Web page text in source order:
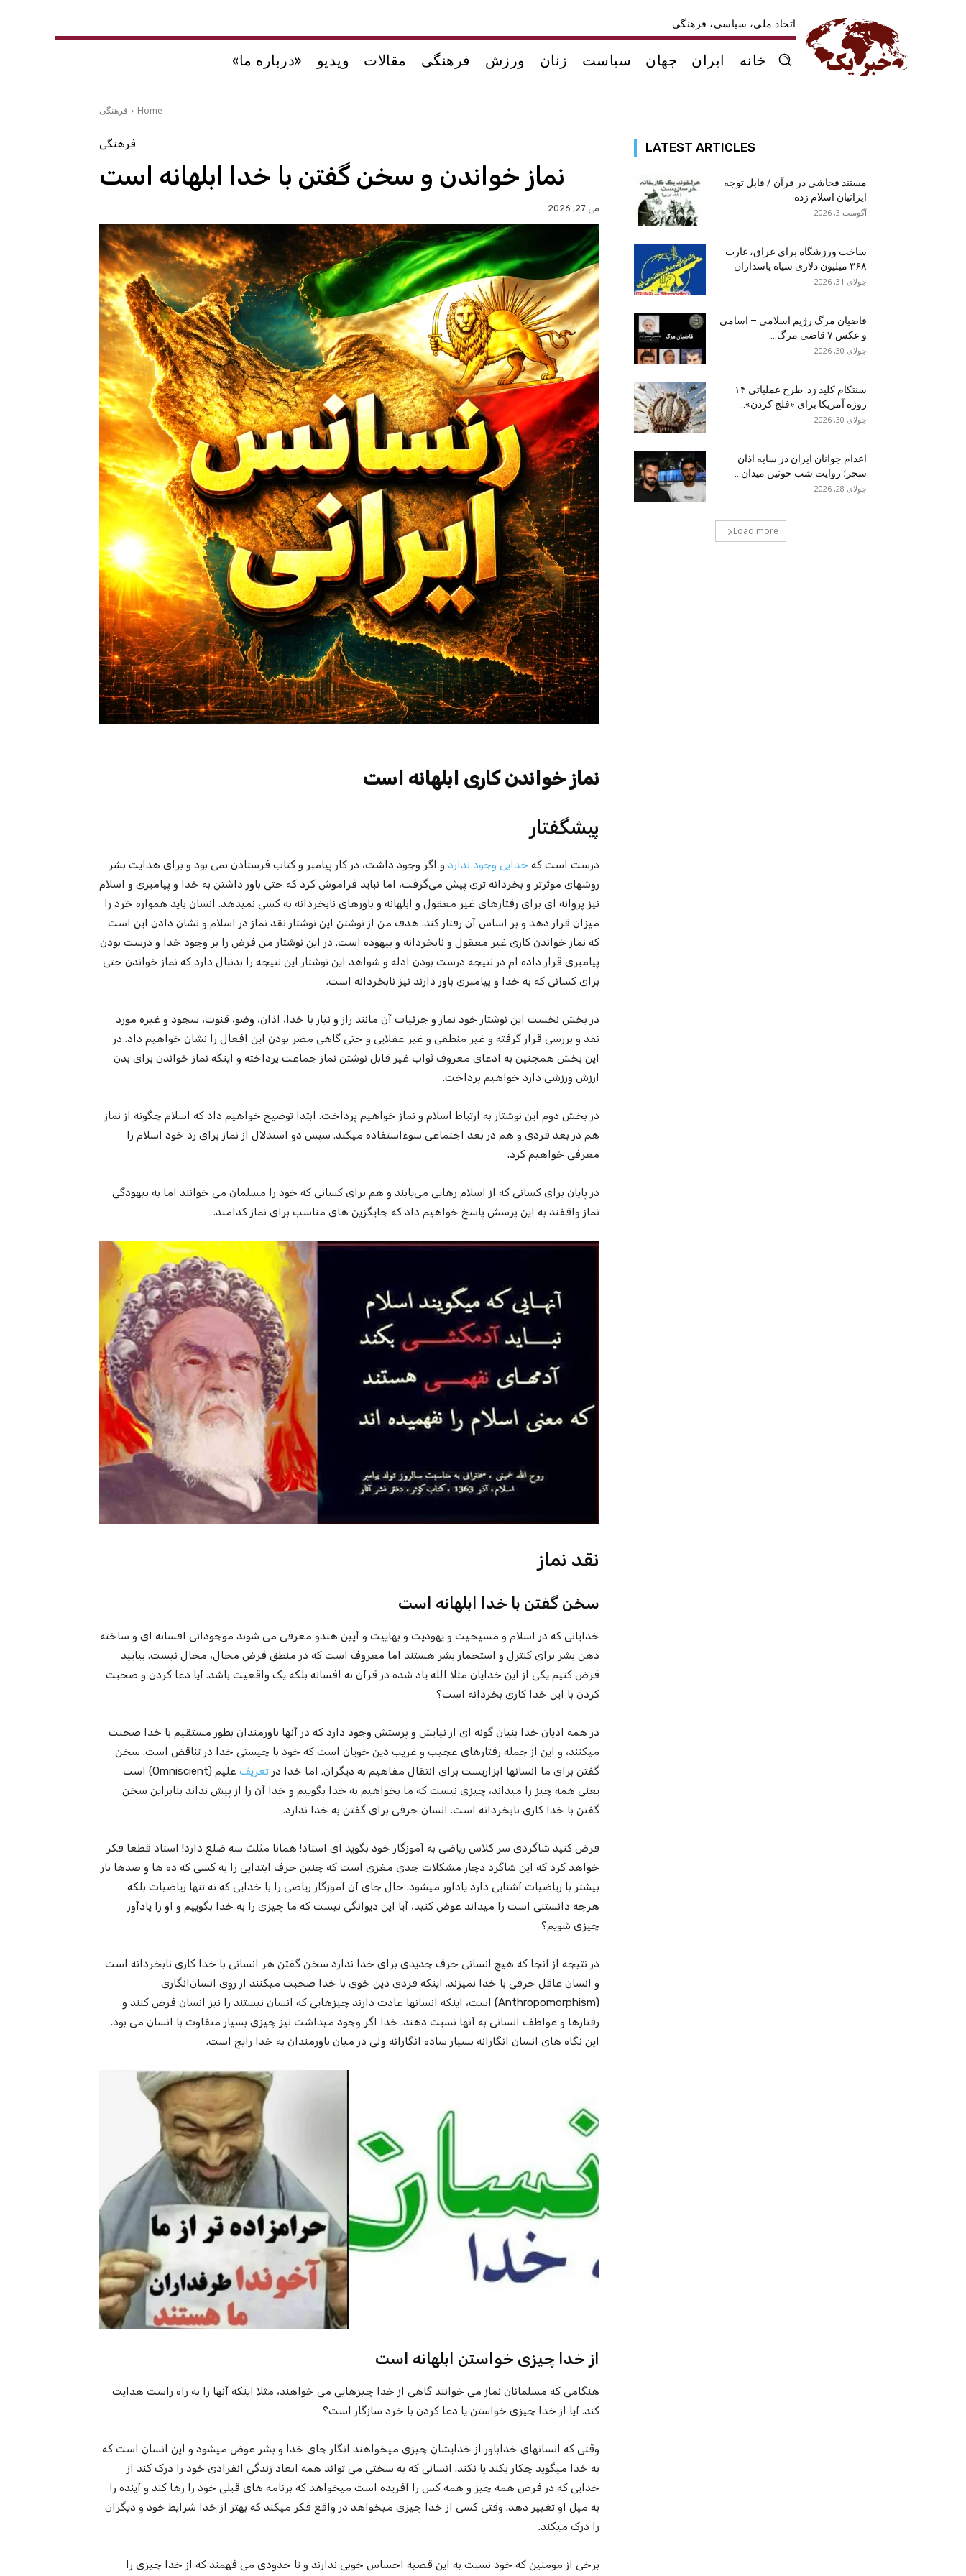
اتحاد ملی، سیاسی، فرهنگی
خانه ایران جهان سیاست زنان ورزش فرهنگی مقالات ویدیو «درباره ما»
Home فرهنگی
فرهنگی
نماز خواندن و سخن گفتن با خدا ابلهانه است
می 27, 2026
نماز خواندن کاری ابلهانه است
پیشگفتار
درست است که خدایی وجود ندارد و اگر وجود داشت، در کار پیامبر و کتاب فرستادن نمی بود و برای هدایت بشر
روشهای موثرتر و بخردانه تری پیش می‌گرفت،‌ اما نباید فراموش کرد که حتی باور داشتن به خدا و پیامبری و اسلام
نیز پروانه ای برای رفتارهای غیر معقول و ابلهانه و باورهای نابخردانه به کسی نمیدهد. انسان باید همواره خرد را
میزان قرار دهد و بر اساس آن رفتار کند. هدف من از نوشتن این نوشتار نقد نماز در اسلام و نشان دادن این است
که نماز خواندن کاری غیر معقول و نابخردانه و بیهوده است. در این نوشتار من فرض را بر وجود خدا و درست بودن
پیامبری قرار داده ام در نتیجه درست بودن ادله و شواهد این نوشتار این نتیجه را بدنبال دارد که نماز خواندن حتی
برای کسانی که به خدا و پیامبری باور دارند نیز نابخردانه است.
در بخش نخست این نوشتار خود نماز و جزئیات آن مانند راز و نیاز با خدا، اذان، وضو، قنوت،‌ سجود و غیره مورد
نقد و بررسی قرار گرفته و غیر منطقی و غیر عقلایی و حتی گاهی مضر بودن این افعال را نشان خواهیم داد. در
این بخش همچنین به ادعای معروف ثواب غیر قابل نوشتن نماز جماعت پرداخته و اینکه نماز خواندن برای بدن
ارزش ورزشی دارد خواهیم پرداخت.
در بخش دوم این نوشتار به ارتباط اسلام و نماز خواهیم پرداخت. ابتدا توضیح خواهیم داد که اسلام چگونه از نماز
هم در بعد فردی و هم در بعد اجتماعی سوء‌استفاده میکند. سپس دو استدلال از نماز برای رد خود اسلام را
معرفی خواهیم کرد.
در پایان برای کسانی که از اسلام رهایی می‌یابند و هم برای کسانی که خود را مسلمان می خوانند اما به بیهودگی
نماز واقفند به این پرسش پاسخ خواهیم داد که جایگزین های مناسب برای نماز کدامند.
نقد نماز
سخن گفتن با خدا ابلهانه است
خدایانی که در اسلام و مسیحیت و یهودیت و بهاییت و آیین هندو معرفی می شوند موجوداتی افسانه ای و ساخته
ذهن بشر برای کنترل و استحمار بشر هستند اما معروف است که در منطق فرض محال، محال نیست. بیایید
فرض کنیم یکی از این خدایان مثلا الله یاد شده در قرآن نه افسانه بلکه یک واقعیت باشد. آیا دعا کردن و صحبت
کردن با این خدا کاری بخردانه است؟
در همه ادیان خدا بنیان گونه ای از نیایش و پرستش وجود دارد که در آنها باورمندان بطور مستقیم با خدا صحبت
میکنند، و این از جمله رفتارهای عجیب و غریب دین خویان است که خود با چیستی خدا در تناقض است. سخن
گفتن برای ما انسانها ابزاریست برای انتقال مفاهیم به دیگران. اما خدا در تعریف
علیم (Omniscient)‌ است
یعنی همه چیز را میداند، چیزی نیست که ما بخواهیم به خدا بگوییم و خدا آن را از پیش نداند بنابراین سخن
گفتن با خدا کاری نابخردانه است. انسان حرفی برای گفتن به خدا ندارد.
فرض کنید شاگردی سر کلاس ریاضی به آموزگار خود بگوید ای استاد!‌ همانا مثلث سه ضلع دارد! استاد قطعا فکر
خواهد کرد که این شاگرد دچار مشکلات جدی مغزی است که چنین حرف ابتدایی را به کسی که ده ها و صدها بار
بیشتر با ریاضیات آشنایی دارد یادآور میشود. حال جای آن آموزگار ریاضی را با خدایی که نه تنها ریاضیات بلکه
هرچه دانستنی است را میداند عوض کنید،‌ آیا این دیوانگی نیست که ما چیزی را به خدا بگوییم و او را یادآور
چیزی شویم؟
در نتیجه از آنجا که هیچ انسانی حرف جدیدی برای خدا ندارد سخن گفتن هر انسانی با خدا کاری نابخردانه است
و انسان عاقل حرفی با خدا نمیزند. اینکه فردی دین خوی با خدا صحبت میکنند از روی انسان‌انگاری
(Anthropomorphism)‌ است،‌ اینکه انسانها عادت دارند چیزهایی که انسان نیستند را نیز انسان فرض کنند و
رفتارها و عواطف انسانی به آنها نسبت دهند. خدا اگر وجود میداشت نیز چیزی بسیار متفاوت با انسان می بود.
این نگاه های انسان انگارانه بسیار ساده انگارانه ولی در میان باورمندان به خدا رایج است.
از خدا چیزی خواستن ابلهانه است
هنگامی که مسلمانان نماز می خوانند گاهی از خدا چیزهایی می خواهند، مثلا اینکه آنها را به راه راست هدایت
کند. آیا از خدا چیزی خواستن یا دعا کردن با خرد سازگار است؟‌
وقتی که انسانهای خداباور از خدایشان چیزی میخواهند انگار جای خدا و بشر عوض میشود و این انسان است که
به خدا میگوید چکار بکند یا نکند. انسانی که به سختی می تواند همه ابعاد زندگی انفرادی خود را درک کند از
خدایی که در فرض همه چیز و همه کس را آفریده است میخواهد که برنامه های قبلی خود را رها کند و آینده را
به میل او تغییر دهد. وقتی کسی از خدا چیزی میخواهد در واقع فکر میکند که بهتر از خدا شرایط خود و دیگران
را درک میکند.
برخی از مومنین که خود نسبت به این قضیه احساس خوبی ندارند و تا حدودی می فهمند که از خدا چیزی را
LATEST ARTICLES
مستند فحاشی در قرآن / قابل توجه
ایرانیان اسلام زده
آگوست 3, 2026
ساخت ورزشگاه برای عراق، غارت
۳۶۸ میلیون دلاری سپاه پاسداران
جولای 31, 2026
قاضیان مرگ رژیم اسلامی – اسامی
و عکس ۷ قاضی مرگ...
جولای 30, 2026
سنتکام کلید زد: طرح عملیاتی ۱۴
روزه آمریکا برای «فلج کردن»...
جولای 30, 2026
اعدام جوانان ایران در سایه اذان
سحر؛ روایت شب خونین میدان...
جولای 28, 2026
Load more